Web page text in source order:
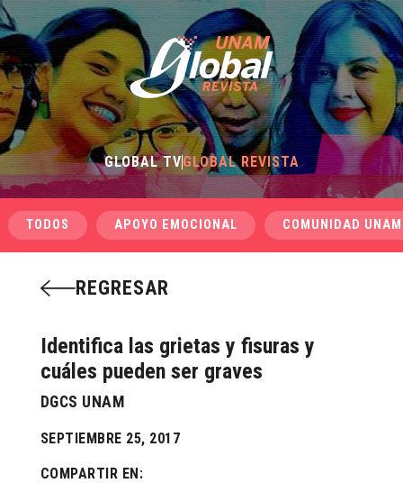
GLOBAL TVGLOBAL REVISTA
TODOS APOYO EMOCIONAL COMUNIDAD UNAM
REGRESAR
Identifica las grietas y fisuras y
cuáles pueden ser graves
DGCS UNAM
SEPTIEMBRE 25, 2017
COMPARTIR EN: